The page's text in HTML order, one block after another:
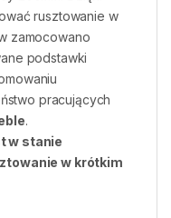
rusztowanie w
zamocowano
podstawki
pracujących
.
w stanie
w krótkim